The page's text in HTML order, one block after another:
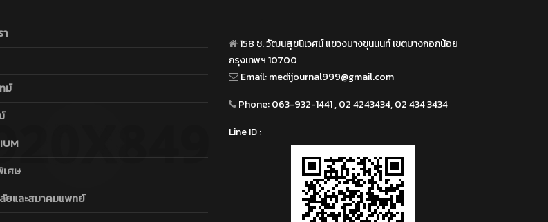
า
ม์
ศษ
ยและสมาคมแพทย์
158 ซ. วัฒนสุขนิเวศน์ แขวงบางขุนนนท์ เขตบางกอกน้อย
กรุงเทพฯ 10700
Email:medijournal999@gmail.com
Phone:063-932-1441 , 02 4243434, 02 434 3434
Line ID :